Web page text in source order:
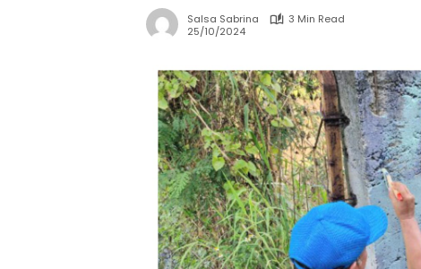
Salsa Sabrina
3 Min Read
25/10/2024